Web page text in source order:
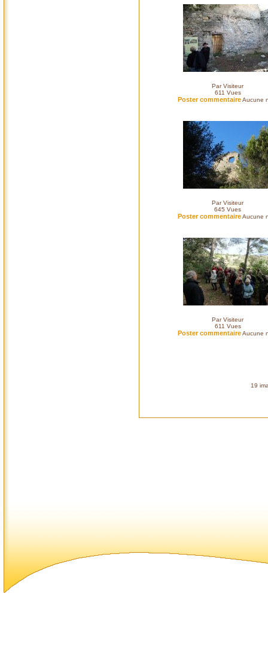
Par Visiteur
611 Vues
Poster commentaireAucune
Par Visiteur
645 Vues
Poster commentaireAucune
Par Visiteur
611 Vues
Poster commentaireAucune
19